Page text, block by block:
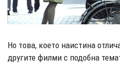
Но това, което наистина
другите филми с подобна